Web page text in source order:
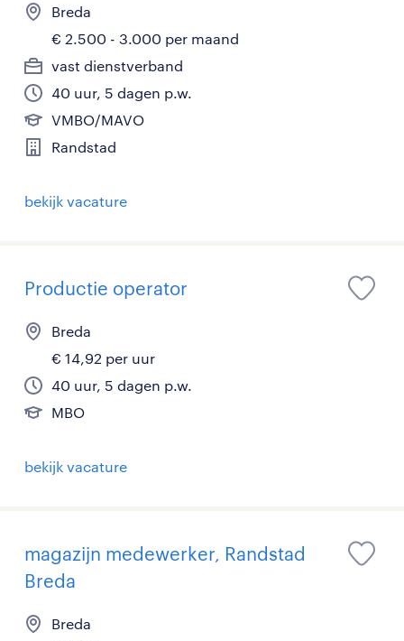
Breda
€ 2.500 - 3.000 per maand
vast dienstverband
40 uur, 5 dagen p.w.
VMBO/MAVO
Randstad
bekijk vacature
Productie operator
Breda
€ 14,92 per uur
40 uur, 5 dagen p.w.
MBO
bekijk vacature
magazijn medewerker, Randstad
Breda
Breda